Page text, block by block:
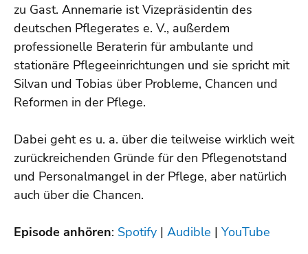
zu Gast. Annemarie ist Vizepräsidentin des
deutschen Pflegerates e. V., außerdem
professionelle Beraterin für ambulante und
stationäre Pflegeeinrichtungen und sie spricht mit
Silvan und Tobias über Probleme, Chancen und
Reformen in der Pflege.
Dabei geht es u. a. über die teilweise wirklich weit
zurückreichenden Gründe für den Pflegenotstand
und Personalmangel in der Pflege, aber natürlich
auch über die Chancen.
Episode anhören: Spotify | Audible | YouTube